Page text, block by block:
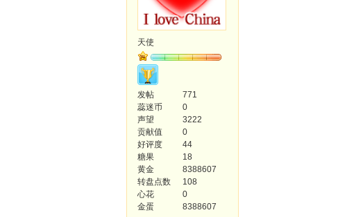
天使
发帖
771
蕊迷币
0
声望
3222
贡献值
0
好评度
44
糖果
18
黄金
8388607
转盘点数
108
心花
0
金蛋
8388607